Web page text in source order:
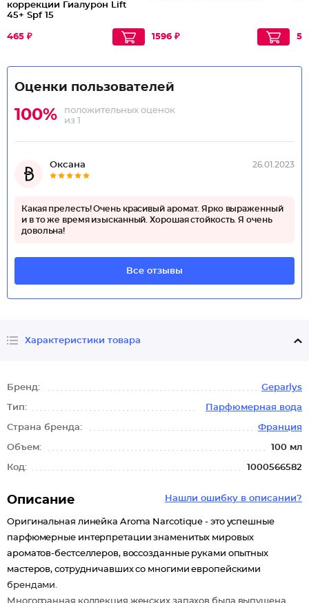
коррекции Гиалурон Lift
45+ Spf 15
465 ₽ 1596 ₽
Оценки пользователей
100%
положительных оценок
из 1
Оксана 26.01.2023
Какая прелесть! Очень красивый аромат. Ярко выраженный
и в то же время изысканный. Хорошая стойкость. Я очень
довольна!
Все отзывы
Характеристики товара
Бренд: Geparlys
Тип: Парфюмерная вода
Страна бренда: Франция
Объем: 100 мл
Код: 1000566582
Нашли ошибку в описании?
Описание
Оригинальная линейка Aroma Narcotique - это успешные
парфюмерные интерпретации знаменитых мировых
ароматов-бестселлеров, воссозданные руками опытных
мастеров, сотрудничавших со многими европейскими
брендами.